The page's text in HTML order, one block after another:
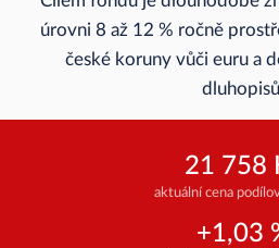
úrovni 8 až 12 % ročně
české koruny vůči euru a
21 758
aktuální cena
+1,03